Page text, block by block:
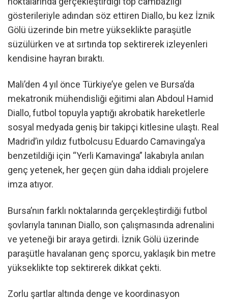
gösterileriyle adından söz ettiren Diallo, bu kez İznik
Gölü üzerinde bin metre yükseklikte paraşütle
süzülürken ve at sırtında top sektirerek izleyenleri
kendisine hayran bıraktı.
Mali’den 4 yıl önce Türkiye’ye gelen ve Bursa’da
mekatronik mühendisliği eğitimi alan Abdoul Hamid
Diallo, futbol topuyla yaptığı akrobatik hareketlerle
sosyal medyada geniş bir takipçi kitlesine ulaştı. Real
Madrid’in yıldız futbolcusu Eduardo Camavinga’ya
benzetildiği için “Yerli Kamavinga” lakabıyla anılan
genç yetenek, her geçen gün daha iddialı projelere
imza atıyor.
Bursa’nın farklı noktalarında gerçekleştirdiği futbol
şovlarıyla tanınan Diallo, son çalışmasında adrenalini
ve yeteneği bir araya getirdi. İznik Gölü üzerinde
paraşütle havalanan genç sporcu, yaklaşık bin metre
yükseklikte top sektirerek dikkat çekti.
Zorlu şartlar altında denge ve koordinasyon